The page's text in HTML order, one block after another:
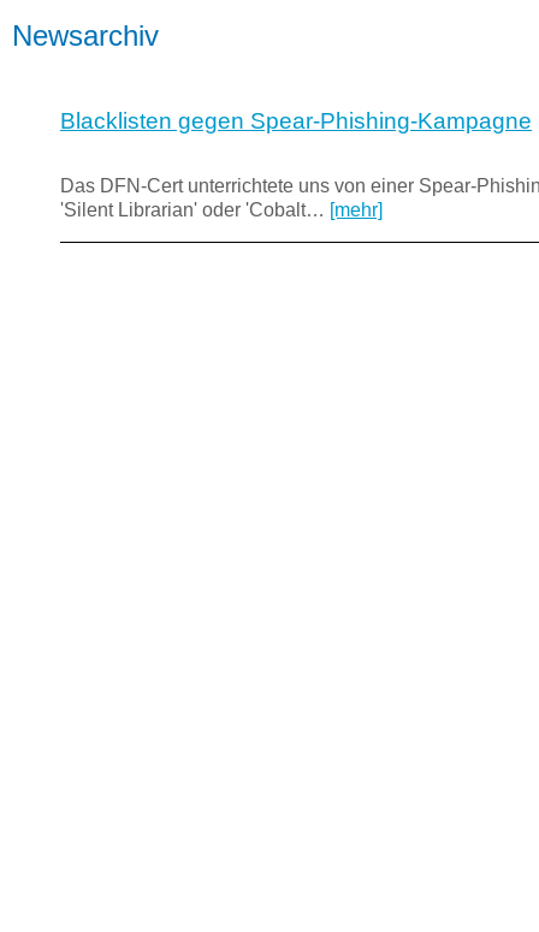
Newsarchiv
Blacklisten gegen Spear-Phishing-Kampagne
Das DFN-Cert unterrichtete uns von einer Spear-
'Silent Librarian' oder 'Cobalt… [mehr]